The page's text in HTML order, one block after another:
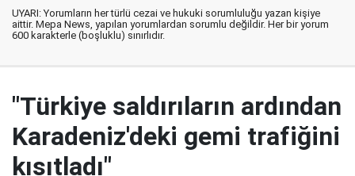
UYARI: Yorumların her türlü cezai ve hukuki sorumluluğu yazan kişiye
aittir. Mepa News, yapılan yorumlardan sorumlu değildir. Her bir yorum
600 karakterle (boşluklu) sınırlıdır.
"Türkiye saldırıların ardından
Karadeniz'deki gemi trafiğini
kısıtladı"